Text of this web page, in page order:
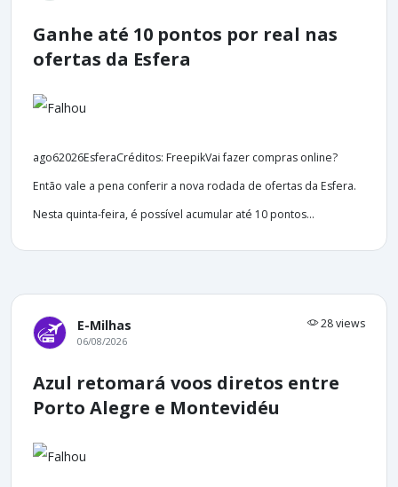
Ganhe até 10 pontos por real nas
ofertas da Esfera
ago62026EsferaCréditos: FreepikVai fazer compras online?
Então vale a pena conferir a nova rodada de ofertas da Esfera.
Nesta quinta-feira, é possível acumular até 10 pontos...
E-Milhas 28 views
06/08/2026
Azul retomará voos diretos entre
Porto Alegre e Montevidéu